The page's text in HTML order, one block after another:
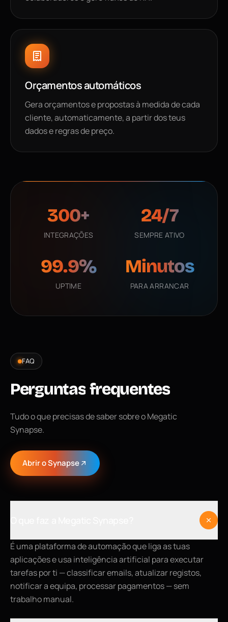
Orçamentos automáticos
Gera orçamentos e propostas à medida de cada
cliente, automaticamente, a partir dos teus
dados e regras de preço.
integrações300+
INTEGRAÇÕES
sempre ativo
24/7
SEMPRE ATIVO
uptime99.9%
UPTIME
para arrancar
Minutos
PARA ARRANCAR
FAQ
Perguntas frequentes
Tudo o que precisas de saber sobre o Megatic
Synapse.
Abrir o Synapse
É uma plataforma de automação que liga as tuas
aplicações e usa inteligência artificial para executar
tarefas por ti — classificar emails, atualizar registos,
notificar a equipa, processar pagamentos — sem
trabalho manual.